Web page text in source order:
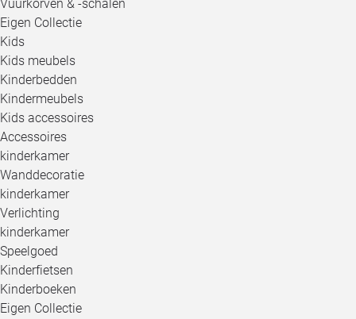
Vuurkorven & -schalen
Eigen Collectie
Kids
Kids meubels
Kinderbedden
Kindermeubels
Kids accessoires
Accessoires
kinderkamer
Wanddecoratie
kinderkamer
Verlichting
kinderkamer
Speelgoed
Kinderfietsen
Kinderboeken
Eigen Collectie